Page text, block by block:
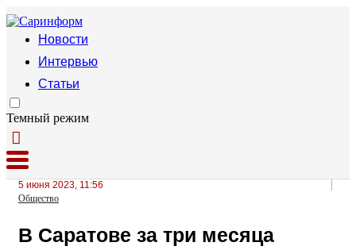
Новости
Интервью
Статьи
Темный режим
5 июня 2023, 11:56
Общество
В Саратове за три месяца